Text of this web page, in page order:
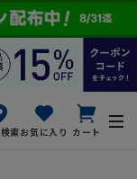
索お気に入り カート